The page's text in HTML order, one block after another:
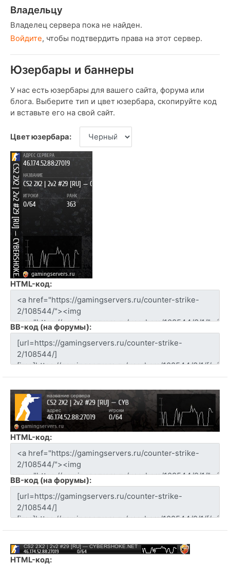
Владельцу
Владелец сервера пока не найден.
Войдите, чтобы подтвердить права на этот сервер.
Юзербары и баннеры
У нас есть юзербары для вашего сайта, форума или
блога. Выберите тип и цвет юзербара, скопируйте код
и вставьте его на свой сайт.
Цвет юзербара:
HTML-код:
BB-код (на форумы):
HTML-код:
BB-код (на форумы):
HTML-код: